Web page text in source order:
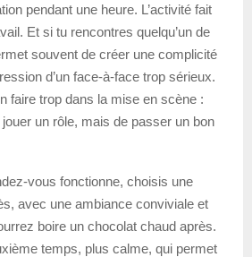
pendant une heure. L’activité fait
Et si tu rencontres quelqu’un de
souvent de créer une complicité
d’un face-à-face trop sérieux.
faire trop dans la mise en scène :
jouer un rôle, mais de passer un bon
vous fonctionne, choisis une
avec une ambiance conviviale et
boire un chocolat chaud après.
temps, plus calme, qui permet